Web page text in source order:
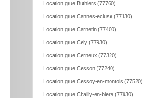
Location grue Buthiers (77760)
Location grue Cannes-ecluse (77130)
Location grue Carnetin (77400)
Location grue Cely (77930)
Location grue Cerneux (77320)
Location grue Cesson (77240)
Location grue Cessoy-en-montois (77520)
Location grue Chailly-en-biere (77930)